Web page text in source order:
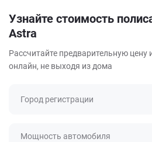
Узнайте стоимость
Astra
Рассчитайте предварительную цену
онлайн, не выходя из дома
Город регистрации
Мощность автомобиля